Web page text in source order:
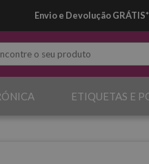
Envio e Devolução GRÁTIS*
ETIQUETAS E